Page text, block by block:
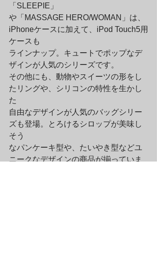
「SLEEPIE」
や「MASSAGE HERO/WOMAN」は、
iPhoneケースに加えて、iPod Touch5用
ケースも
ラインナップ。キュートでポップなデ
ザインが人気のシリーズです。
その他にも、動物やスイーツの形をし
たリングや、シリコンの特性を生かし
た
自由なデザインが人気のバッグシリー
ズも登場。とろけるシロップが美味し
そう
なパンケーキ型や、たいやき型などユ
ニークなデザインの商品が揃っていま